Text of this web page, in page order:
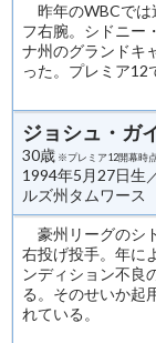
昨年のWBCでは
フ右腕。シドニー
ナ州のグランドキ
った。プレミア12
ジョシュ・ガ
30歳 ※プレミア12開幕時点
1994年5月27日生
ルズ州タムワース
豪州リーグのシ
右投げ投手。年に
ンディション不良
る。そのせいか起
れている。